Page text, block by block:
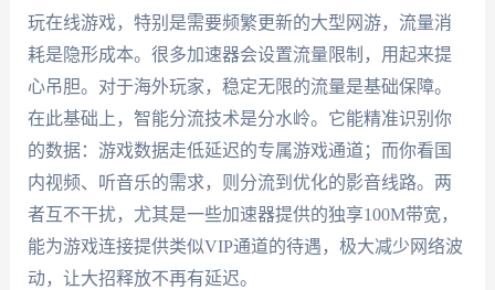
玩在线游戏，特别是需要频繁更新的大型网游，流量消
耗是隐形成本。很多加速器会设置流量限制，用起来提
心吊胆。对于海外玩家，稳定无限的流量是基础保障。
在此基础上，智能分流技术是分水岭。它能精准识别你
的数据：游戏数据走低延迟的专属游戏通道；而你看国
内视频、听音乐的需求，则分流到优化的影音线路。两
者互不干扰，尤其是一些加速器提供的独享100M带宽，
能为游戏连接提供类似VIP通道的待遇，极大减少网络波
动，让大招释放不再有延迟。